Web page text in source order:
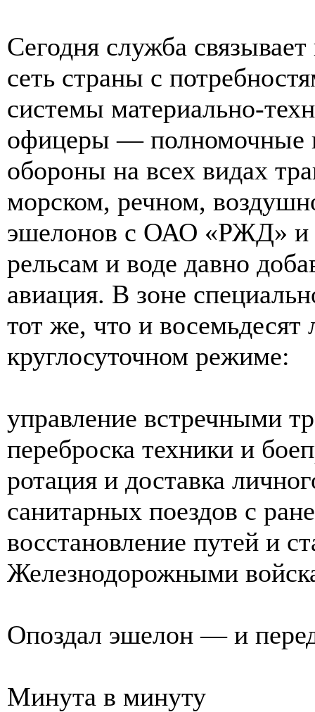
Сегодня служба
сеть страны с
системы материально-
офицеры — полномочные
обороны на всех видах
морском, речном,
эшелонов с ОАО «РЖД» и
рельсам и воде давно
авиация. В зоне
тот же, что и восемьдесят
круглосуточном режиме:
управление встречными
переброска техники и
ротация и доставка
санитарных поездов с
восстановление путей и
Железнодорожными
Опоздал эшелон — и
Минута в минуту